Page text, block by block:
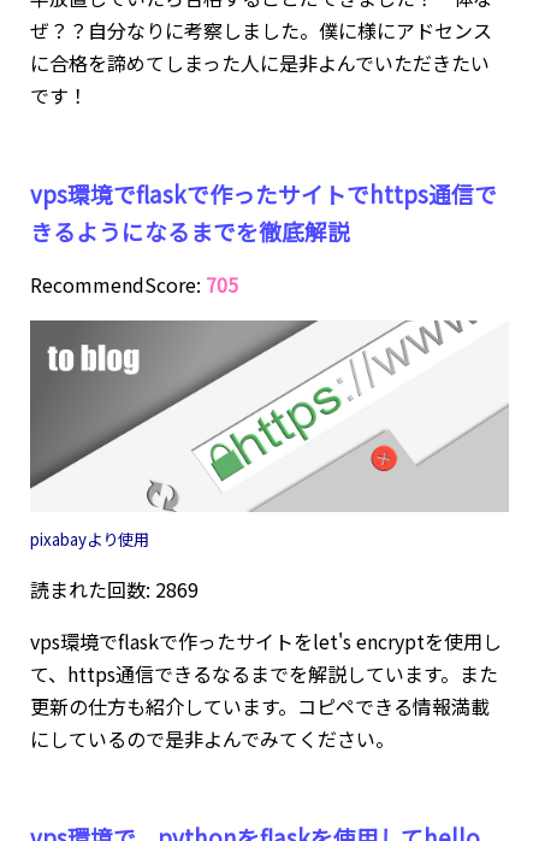
ぜ？？自分なりに考察しました。僕に様にアドセンス
に合格を諦めてしまった人に是非よんでいただきたい
です！
vps環境でflaskで作ったサイトでhttps通信で
きるようになるまでを徹底解説
RecommendScore: 705
pixabayより使用
読まれた回数: 2869
vps環境でflaskで作ったサイトをlet's encryptを使用し
て、https通信できるなるまでを解説しています。また
更新の仕方も紹介しています。コピペできる情報満載
にしているので是非よんでみてください。